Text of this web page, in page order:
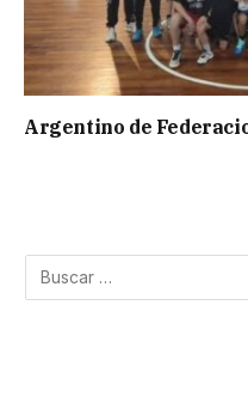
Argentino de